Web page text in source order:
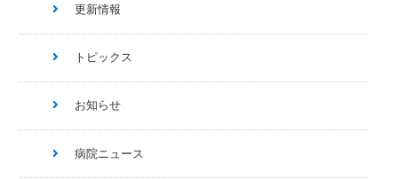
更新情報
トピックス
お知らせ
病院ニュース